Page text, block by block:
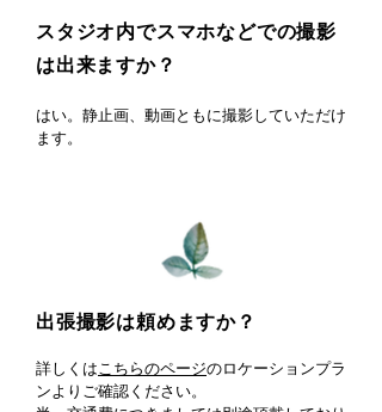
スタジオ内でスマホなどでの撮影
は出来ますか？
はい。静止画、動画ともに撮影していただけ
ます。
出張撮影は頼めますか？
詳しくはこちらのページのロケーションプラ
ンよりご確認ください。